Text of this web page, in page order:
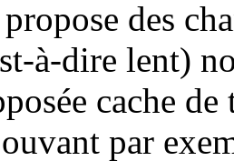
des
à-dire lent)
cache
par